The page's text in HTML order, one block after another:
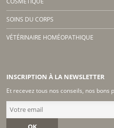
SOINS DU CORPS
VÉTÉRINAIRE HOMÉOPATHIQUE
INSCRIPTION À LA NEWSLETTER
Et recevez tous nos conseils, nos bons